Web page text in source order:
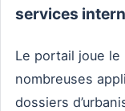
services
Le portail joue le
nombreuses
dossiers